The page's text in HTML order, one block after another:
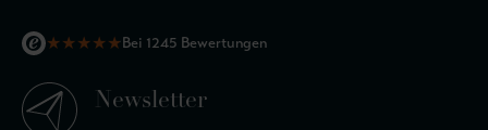
★★★★★Bei 1245 Bewertungen
Newsletter